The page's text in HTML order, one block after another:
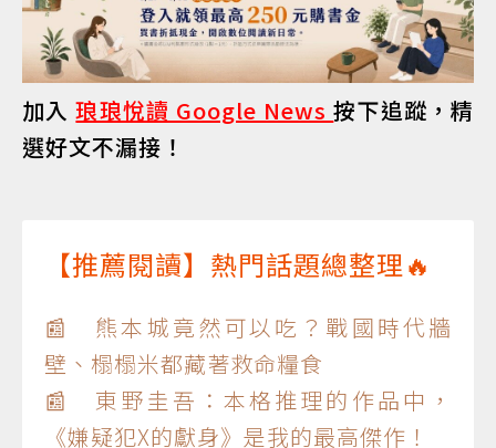
加入琅琅悅讀 Google News按下追蹤，精
選好文不漏接！
【推薦閱讀】熱門話題總整理🔥
📰 熊本城竟然可以吃？戰國時代牆
壁、榻榻米都藏著救命糧食
📰 東野圭吾：本格推理的作品中，
《嫌疑犯X的獻身》是我的最高傑作！